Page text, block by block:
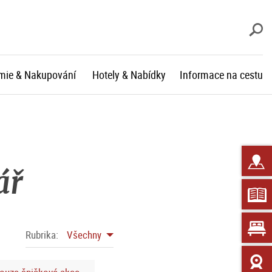
& Nakupování Hotely & Nabídky Informace na cestu
Rubrika: Všechny